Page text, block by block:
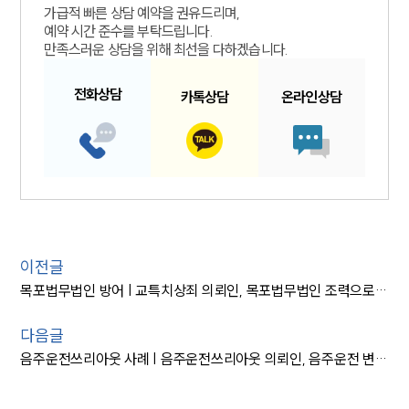
가급적 빠른 상담 예약을 권유드리며,
예약 시간 준수를 부탁드립니다.
만족스러운 상담을 위해 최선을 다하겠습니다.
전화상담 카톡상담 온라인상담
이전글
목포법무법인 방어 | 교특치상죄 의뢰인, 목포법무법인 조력으로 ‘집행유예’ 방어
다음글
음주운전쓰리아웃 사례 | 음주운전쓰리아웃 의뢰인, 음주운전 변호사 도움으로 실형 피해